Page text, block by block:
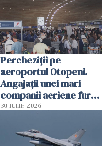
Percheziții pe
aeroportul Otopeni.
Angajații unei mari
companii aeriene furau
parfumuri, ceasuri și
vânzării
30 IULIE 2026